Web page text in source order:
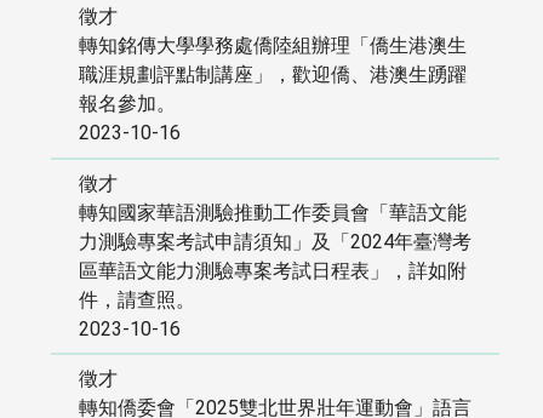
徵才
轉知銘傳大學學務處僑陸組辦理「僑生港澳生
職涯規劃評點制講座」，歡迎僑、港澳生踴躍
報名參加。
2023-10-16
徵才
轉知國家華語測驗推動工作委員會「華語文能
力測驗專案考試申請須知」及「2024年臺灣考
區華語文能力測驗專案考試日程表」，詳如附
件，請查照。
2023-10-16
徵才
轉知僑委會「2025雙北世界壯年運動會」語言